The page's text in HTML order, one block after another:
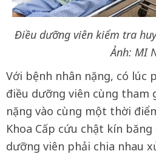
Điều dưỡng viên kiểm tra
Ảnh: MI
Với bệnh nhân nặng, có lúc
điều dưỡng viên cùng tham
nặng vào cùng một thời
Khoa Cấp cứu chật kín băng
dưỡng viên phải chia nhau